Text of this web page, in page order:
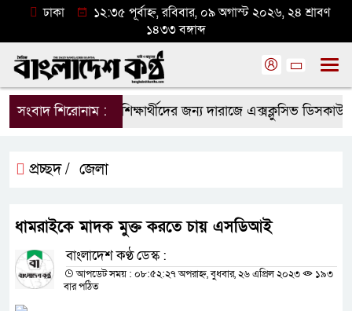
ঢাকা
১২:৩৫ পূর্বাহ্ন, রবিবার, ০৯ অগাস্ট ২০২৬, ২৪ শ্রাবণ
১৪৩৩ বঙ্গাব্দ
সংবাদ শিরোনাম :শিক্ষার্থীদের জন্য দারাজে এক্সক্লুসিভ
প্রচ্ছদ / জেলা
ধামরাইকে মাদক মুক্ত করতে চায় এসডিআই
বাংলাদেশ কণ্ঠ ডেস্ক :
আপডেট সময় : ০৮:৫২:২৭ অপরাহ্ন, বুধবার, ২৬ এপ্রিল ২০২৩
১৯৩
বার পঠিত